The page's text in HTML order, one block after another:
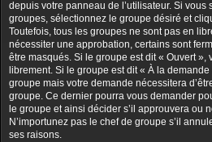
depuis votre panneau de l’utilisateur. Si
groupes, sélectionnez le groupe désiré et
Toutefois, tous les groupes ne sont pas en
nécessiter une approbation, certains sont
être masqués. Si le groupe est dit « Ouvert »,
librement. Si le groupe est dit « À la
groupe mais votre demande nécessitera
groupe. Ce dernier pourra vous demander
le groupe et ainsi décider s’il approuvera ou
N’importunez pas le chef de groupe s’il
ses raisons.